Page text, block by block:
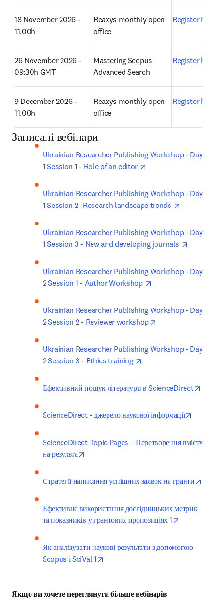
18 November 2026 -
11.00h
Reaxys monthly open
office
Register here
26 November 2026 -
09:30h GMT
Mastering Scopus
Advanced Search
Register here
9 December 2026 -
11.00h
Reaxys monthly open
office
Register here
Записані вебінари
Ukrainian Researcher Publishing Workshop - Day
1 Session 1 - Role of an editor
Ukrainian Researcher Publishing Workshop - Day
1 Session 2- Research landscape trends
Ukrainian Researcher Publishing Workshop - Day
1 Session 3 - New and developing journals
Ukrainian Researcher Publishing Workshop - Day
2 Session 1 - Author Workshop
Ukrainian Researcher Publishing Workshop - Day
2 Session 2 - Reviewer workshop
Ukrainian Researcher Publishing Workshop - Day
2 Session 3 - Ethics training
Ефективний пошук літератури в ScienceDirect
ScienceDirect - джерело наукової інформації
ScienceDirect Topic Pages – Перетворення вмісту
на результа
Стратегії написання успішних заявок на гранти
Ефективне використання дослідницьких метрик
та показників у грантових пропозиціях 1
Як аналізувати наукові результати з допомогою
Scopus і SciVal 1
Якщо ви хочете переглянути більше вебінарів